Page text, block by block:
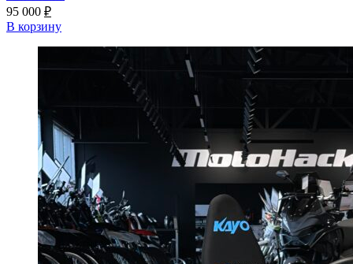
95 000 ₽
В корзину